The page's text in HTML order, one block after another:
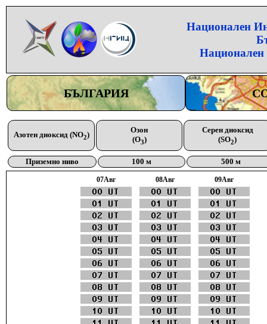
Национален
Национален
БЪЛГАРИЯ
Азотен диоксид (NO2)
Озон
(O3)
Серен диоксид
(SO2)
Приземно ниво 100 м 500 м
07Aвг 08Aвг 09Aвг